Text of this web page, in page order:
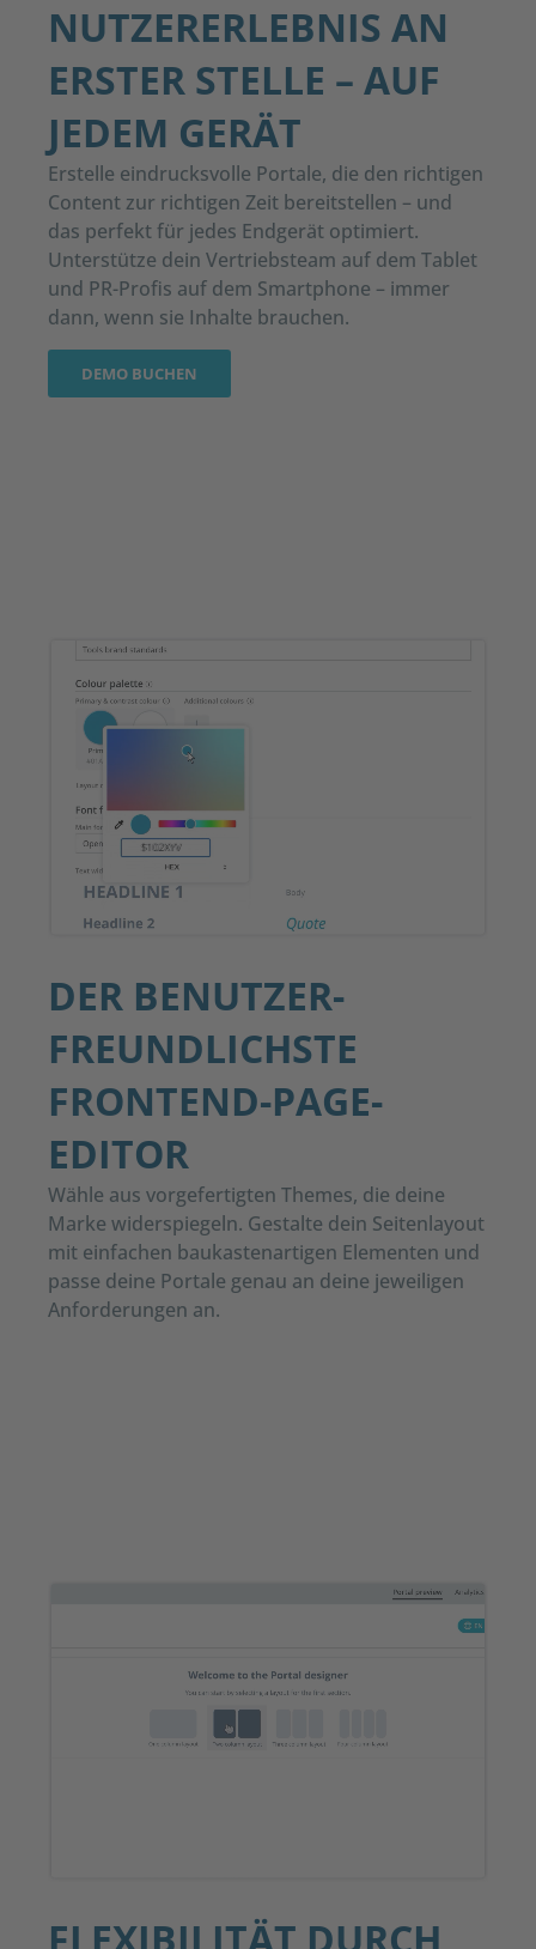
NUTZERERLEBNIS AN
ERSTER STELLE – AUF
JEDEM GERÄT
Erstelle eindrucksvolle Portale, die den richtigen
Content zur richtigen Zeit bereitstellen – und
das perfekt für jedes Endgerät optimiert.
Unterstütze dein Vertriebsteam auf dem Tablet
und PR-Profis auf dem Smartphone – immer
dann, wenn sie Inhalte brauchen.
DEMO BUCHEN
DER BENUTZER-
FREUNDLICHSTE
FRONTEND-PAGE-
EDITOR
Wähle aus vorgefertigten Themes, die deine
Marke widerspiegeln. Gestalte dein Seitenlayout
mit einfachen baukastenartigen Elementen und
passe deine Portale genau an deine jeweiligen
Anforderungen an.